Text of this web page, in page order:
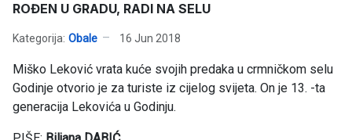
ROĐEN U GRADU, RADI NA SELU
Kategorija: Obale 16 Jun 2018
Miško Leković vrata kuće svojih predaka u crmničkom selu
Godinje otvorio je za turiste iz cijelog svijeta. On je 13. -ta
generacija Lekovića u Godinju.